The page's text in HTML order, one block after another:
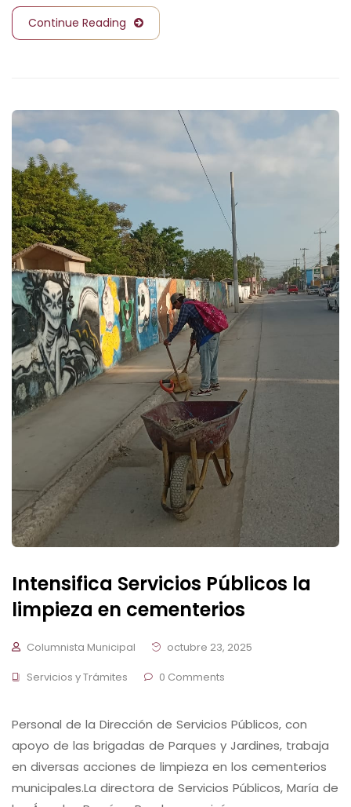
Continue Reading
Intensifica Servicios Públicos la
limpieza en cementerios
Columnista Municipal
octubre 23, 2025
Servicios y Trámites
0 Comments
Personal de la Dirección de Servicios Públicos, con
apoyo de las brigadas de Parques y Jardines, trabaja
en diversas acciones de limpieza en los cementerios
municipales.La directora de Servicios Públicos, María de